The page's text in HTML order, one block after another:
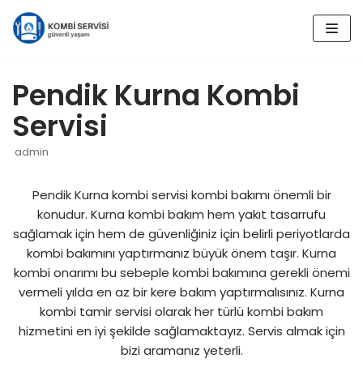
İçeriğe
geç
Pendik Kurna Kombi
Servisi
admin
Pendik Kurna kombi servisi kombi bakımı önemli bir
konudur. Kurna kombi bakım hem yakıt tasarrufu
sağlamak için hem de güvenliğiniz için belirli periyotlarda
kombi bakımını yaptırmanız büyük önem taşır. Kurna
kombi onarımı bu sebeple kombi bakımına gerekli önemi
vermeli yılda en az bir kere bakım yaptırmalısınız. Kurna
kombi tamir servisi olarak her türlü kombi bakım
hizmetini en iyi şekilde sağlamaktayız. Servis almak için
bizi aramanız yeterli.